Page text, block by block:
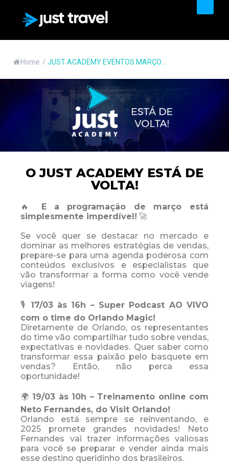
Home / JUST ACADEMY EVENTOS MARÇO...
O JUST ACADEMY ESTÁ DE
VOLTA!
🔥 E
a programação de março está
simplesmente imperdível! 🚀
Se você quer se destacar no mercado e
dominar as melhores estratégias de vendas,
prepare-se para uma agenda poderosa com
conteúdos exclusivos e especialistas que
vão transformar a forma como você vende
viagens!
🎙️ 17/03 às 16h – Super Podcast AO VIVO
com o time do Orlando Magic!
Diretamente de Orlando, os representantes
do time vão compartilhar tudo sobre vendas,
expectativas e novidades. Quer saber como
transformar essa paixão pelo basquete em
vendas? Então, não perca essa
oportunidade!
🌍 19/03 às 10h – Treinamento online com
Neto Fernandes, do Visit Orlando!
Orlando está sempre se reinventando, e
2025 promete grandes novidades! Neto
Fernandes vai trazer informações valiosas
para você se preparar e vender ainda mais
esse destino queridinho dos brasileiros.